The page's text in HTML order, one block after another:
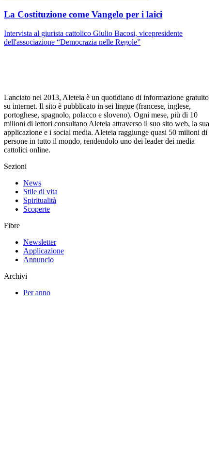
La Costituzione come Vangelo per i laici
Intervista al giurista cattolico Giulio Bacosi, vicepresidente
dell'associazione “Democrazia nelle Regole”
Lanciato nel 2013, Aleteia è un quotidiano di informazione gratuito
su internet. Il sito è pubblicato in sei lingue (francese, inglese,
portoghese, spagnolo, polacco e sloveno). Ogni mese, più di 10
milioni di lettori consultano Aleteia attraverso il suo sito web, la sua
applicazione e i social media. Aleteia raggiunge quasi 50 milioni di
persone in tutto il mondo, rendendolo uno dei leader dei media
cattolici online.
Sezioni
News
Stile di vita
Spiritualità
Scoperte
Fibre
Newsletter
Applicazione
Annuncio
Archivi
Per anno